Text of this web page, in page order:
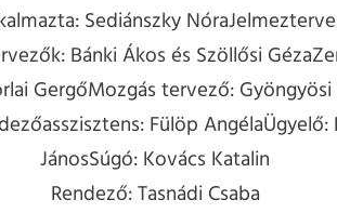
Sediánszky Nóra
Bánki Ákos és Szöllősi
GergőMozgás tervező: Gyöngyösi
Fülöp AngélaÜgyelő:
JánosSúgó: Kovács Katalin
Rendező: Tasnádi Csaba